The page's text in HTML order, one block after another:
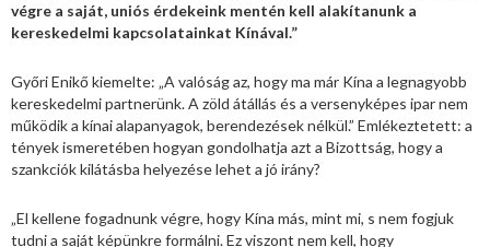
végre a saját, uniós érdekeink mentén kell alakítanunk a
kereskedelmi kapcsolatainkat Kínával.”
Győri Enikő kiemelte: „A valóság az, hogy ma már Kína a legnagyobb
kereskedelmi partnerünk. A zöld átállás és a versenyképes ipar nem
működik a kínai alapanyagok, berendezések nélkül.” Emlékeztetett: a
tények ismeretében hogyan gondolhatja azt a Bizottság, hogy a
szankciók kilátásba helyezése lehet a jó irány?
„El kellene fogadnunk végre, hogy Kína más, mint mi, s nem fogjuk
tudni a saját képünkre formálni. Ez viszont nem kell, hogy